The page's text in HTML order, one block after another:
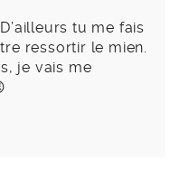
tu me fais
ressortir le mien.
je vais me